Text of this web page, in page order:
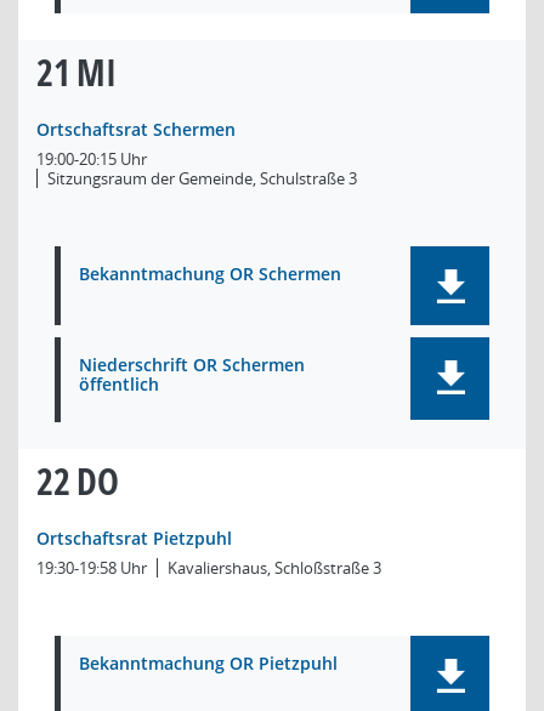
21 MI
Ortschaftsrat Schermen
19:00-20:15 Uhr
Sitzungsraum der Gemeinde, Schulstraße 3
Bekanntmachung OR Schermen
Niederschrift OR Schermen
öffentlich
22DO
Ortschaftsrat Pietzpuhl
19:30-19:58 Uhr Kavaliershaus, Schloßstraße 3
Bekanntmachung OR Pietzpuhl